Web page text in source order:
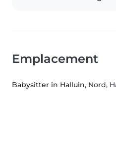
Emplacement
Babysitter in Halluin, Nord,